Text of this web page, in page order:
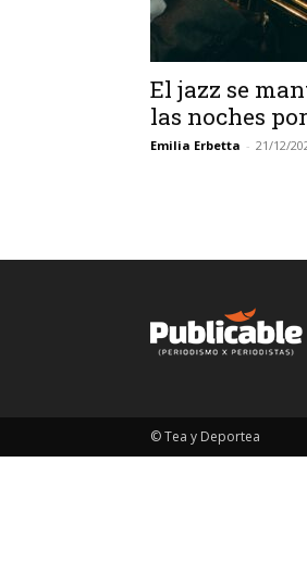
El jazz se
las noches
Emilia Erbetta - 21/12/
© Tea y Deportea